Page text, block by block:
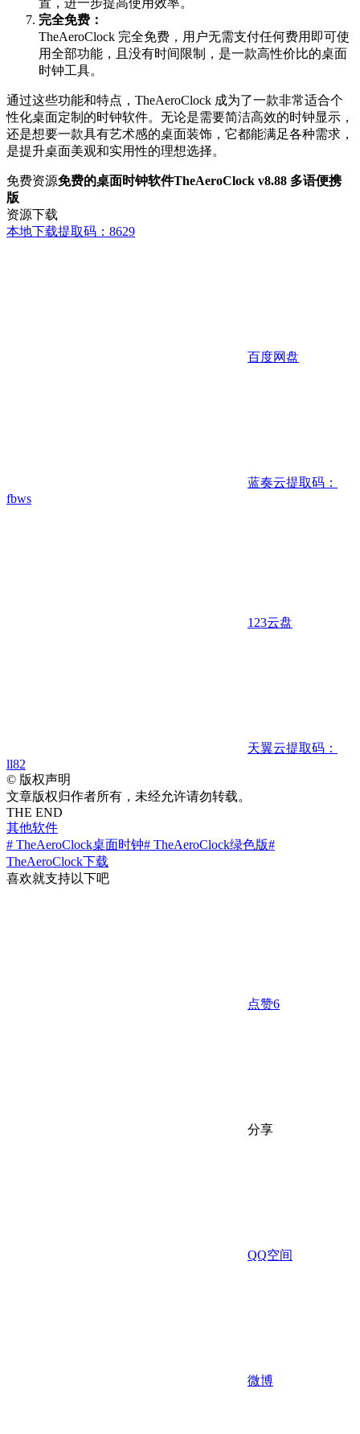
完全免费：
TheAeroClock 完全免费，用户无需支付任何费用即可使
用全部功能，且没有时间限制，是一款高性价比的桌面
时钟工具。
通过这些功能和特点，TheAeroClock 成为了一款非常适合个
性化桌面定制的时钟软件。无论是需要简洁高效的时钟显示，
还是想要一款具有艺术感的桌面装饰，它都能满足各种需求，
是提升桌面美观和实用性的理想选择。
免费资源免费的桌面时钟软件TheAeroClock v8.88 多语便携
版
资源下载
本地下载提取码：8629
百度网盘
蓝奏云提取码：
fbws
123云盘
天翼云提取码：
ll82
© 版权声明
文章版权归作者所有，未经允许请勿转载。
THE END
其他软件
# TheAeroClock桌面时钟# TheAeroClock绿色版#
TheAeroClock下载
喜欢就支持以下吧
点赞6
分享
QQ空间
微博